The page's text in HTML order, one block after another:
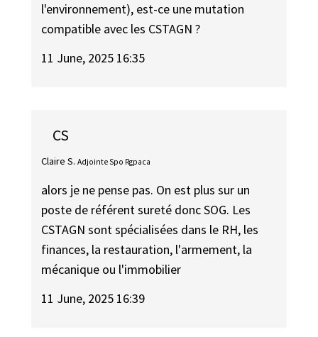
l'environnement), est-ce une mutation
compatible avec les CSTAGN ?
11 June, 2025 16:35
CS
Claire S. Adjointe Spo Rgpaca
alors je ne pense pas. On est plus sur un
poste de référent sureté donc SOG. Les
CSTAGN sont spécialisées dans le RH, les
finances, la restauration, l'armement, la
mécanique ou l'immobilier
11 June, 2025 16:39